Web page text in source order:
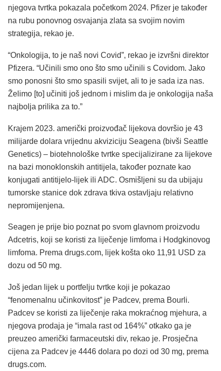
njegova tvrtka pokazala početkom 2024. Pfizer je također
na rubu ponovnog osvajanja zlata sa svojim novim
strategija, rekao je.
“Onkologija, to je naš novi Covid”, rekao je izvršni direktor
Pfizera. “Učinili smo ono što smo učinili s Covidom. Jako
smo ponosni što smo spasili svijet, ali to je sada iza nas.
Želimo [to] učiniti još jednom i mislim da je onkologija naša
najbolja prilika za to.”
Krajem 2023. američki proizvođač lijekova dovršio je 43
milijarde dolara vrijednu akviziciju Seagena (bivši Seattle
Genetics) – biotehnološke tvrtke specijalizirane za lijekove
na bazi monoklonskih antitijela, također poznate kao
konjugati antitijelo-lijek ili ADC. Osmišljeni su da ubijaju
tumorske stanice dok zdrava tkiva ostavljaju relativno
nepromijenjena.
Seagen je prije bio poznat po svom glavnom proizvodu
Adcetris, koji se koristi za liječenje limfoma i Hodgkinovog
limfoma. Prema drugs.com, lijek košta oko 11,91 USD za
dozu od 50 mg.
Još jedan lijek u portfelju tvrtke koji je pokazao
“fenomenalnu učinkovitost” je Padcev, prema Bourli.
Padcev se koristi za liječenje raka mokraćnog mjehura, a
njegova prodaja je “imala rast od 164%” otkako ga je
preuzeo američki farmaceutski div, rekao je. Prosječna
cijena za Padcev je 4446 dolara po dozi od 30 mg, prema
drugs.com.